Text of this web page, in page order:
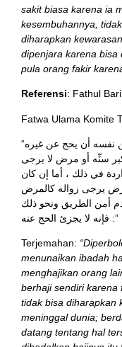
sakit biasa karena ia
kesembuhannya,
diharapkan
dipenjara karena bisa
pula orang fakir
Referensi: Fathul
Fatwa Ulama Komite
“يجوز للمسلم الذي قد أدى حج الفريضة عن نفسه أن يحج عن غيره
سنِّه أو مرض لا يرجى
في ذلك ، أما إن كان
يرجى زواله كالمرض
أمن الطريق ونحو ذلك
: فإنه لا يجزئ الحج عنه”
Terjemahan:
menunaikan ibadah
menghajikan orang
berhaji sendiri karena
tidak bisa diharapkan
meninggal dunia;
datang tentang hal